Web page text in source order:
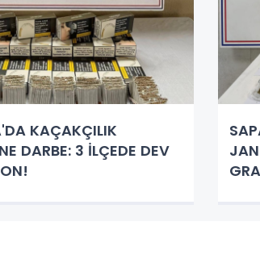
KAÇAKÇILIK
DARBE: 3 İLÇEDE DEV